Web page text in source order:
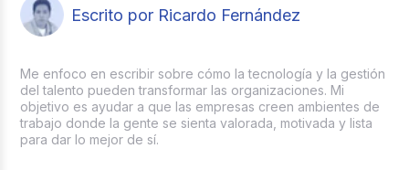
despensa, días extra de descanso o
seguro de vida.
Escrito por Ricardo Fernández
Me enfoco en escribir sobre cómo la tecnología y la gestión
del talento pueden transformar las organizaciones. Mi
objetivo es ayudar a que las empresas creen ambientes de
trabajo donde la gente se sienta valorada, motivada y lista
para dar lo mejor de sí.